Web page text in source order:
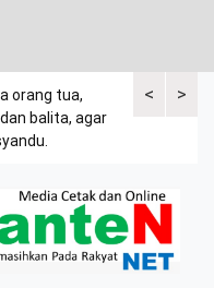
<
orang tua,
balita, agar
Kuasa>